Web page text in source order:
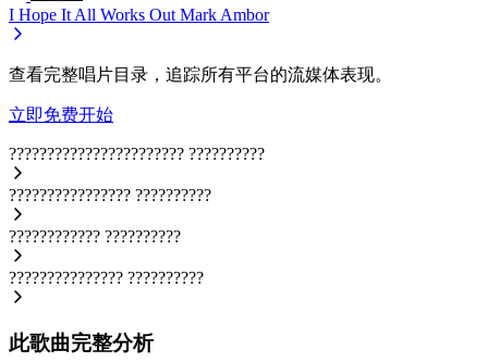
I Hope It All Works Out Mark Ambor
查看完整唱片目录，追踪所有平台的流媒体表现。
立即免费开始
??????????????????????? ??????????
???????????????? ??????????
???????????? ??????????
??????????????? ??????????
此歌曲完整分析